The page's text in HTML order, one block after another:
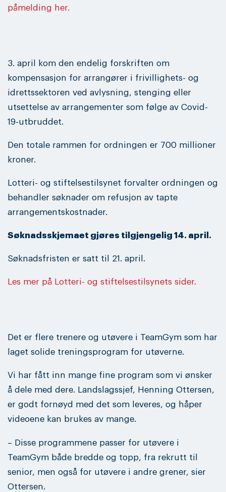
påmelding her.
3. april kom den endelig forskriften om
kompensasjon for arrangører i frivillighets- og
idrettssektoren ved avlysning, stenging eller
utsettelse av arrangementer som følge av Covid-
19-utbruddet.
Den totale rammen for ordningen er 700 millioner
kroner.
Lotteri- og stiftelsestilsynet forvalter ordningen og
behandler søknader om refusjon av tapte
arrangementskostnader.
Søknadsskjemaet gjøres tilgjengelig 14. april.
Søknadsfristen er satt til 21. april.
Les mer på Lotteri- og stiftelsestilsynets sider.
Det er flere trenere og utøvere i TeamGym som har
laget solide treningsprogram for utøverne.
Vi har fått inn mange fine program som vi ønsker
å dele med dere. Landslagssjef, Henning Ottersen,
er godt fornøyd med det som leveres, og håper
videoene kan brukes av mange.
– Disse programmene passer for utøvere i
TeamGym både bredde og topp, fra rekrutt til
senior, men også for utøvere i andre grener, sier
Ottersen.